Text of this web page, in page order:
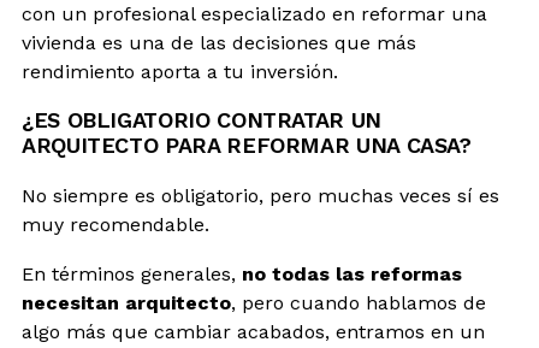
con un profesional especializado en reformar una
vivienda es una de las decisiones que más
rendimiento aporta a tu inversión.
¿ES OBLIGATORIO CONTRATAR UN
ARQUITECTO PARA REFORMAR UNA CASA?
No siempre es obligatorio, pero muchas veces sí es
muy recomendable.
En términos generales, no todas las reformas
necesitan arquitecto, pero cuando hablamos de
algo más que cambiar acabados, entramos en un